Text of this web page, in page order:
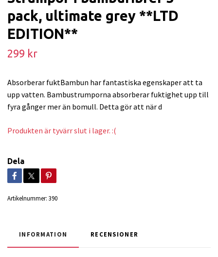
pack, ultimate grey **LTD
EDITION**
299 kr
Absorberar fuktBambun har fantastiska egenskaper att ta
upp vatten. Bambustrumporna absorberar fuktighet upp till
fyra gånger mer än bomull. Detta gör att när d
Produkten är tyvärr slut i lager. :(
Dela
Artikelnummer: 390
INFORMATION RECENSIONER